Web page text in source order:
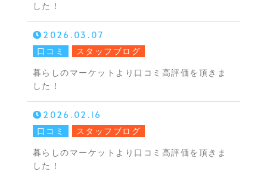
した！
2026.03.07
口コミ スタッフブログ
暮らしのマーケットより口コミ高評価を頂きま
した！
2026.02.16
口コミ スタッフブログ
暮らしのマーケットより口コミ高評価を頂きま
した！